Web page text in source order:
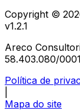
Copyright ©
v1.2.1
Areco
58.403.080/
Política de
Mapa do site